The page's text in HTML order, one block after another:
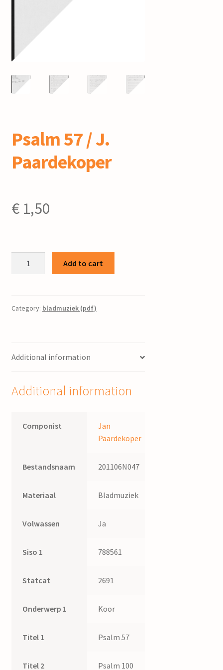
Psalm 57 / J.
Paardekoper
€1,50
Paardekoper
Add to cart
Category: bladmuziek (pdf)
Additional information
Additional information
Componist
Jan
Paardekoper
Bestandsnaam 201106N047
Materiaal Bladmuziek
Volwassen Ja
Siso 1 788561
Statcat 2691
Onderwerp 1 Koor
Titel 1 Psalm 57
Titel 2 Psalm 100